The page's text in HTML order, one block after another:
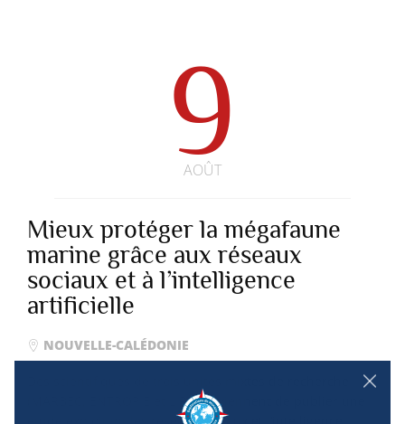
9
AOÛT
Mieux protéger la mégafaune
marine grâce aux réseaux
sociaux et à l’intelligence
artificielle
NOUVELLE-CALÉDONIE
(MARBEC, ENTROPIE et LIRMM) viennent de publier une